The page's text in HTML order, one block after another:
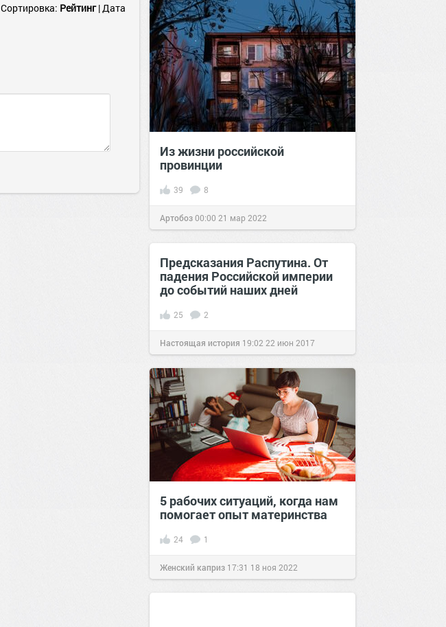
Сортировка: Рейтинг|Дата
Из жизни российской
провинции
39 8
Артобоз00:00 21 мар 2022
Предсказания Распутина. От
падения Российской империи
до событий наших дней
25 2
Настоящая история 19:02 22 июн 2017
5 рабочих ситуаций, когда нам
помогает опыт материнства
24 1
Женский каприз 17:31 18 ноя 2022